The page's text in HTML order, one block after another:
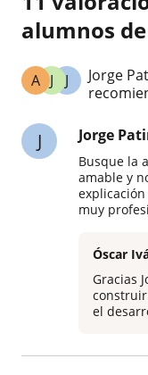
alumnos
J
J
A
Jorge
J Jorge
Busque la
amable y
muy
Óscar
Gracias
el